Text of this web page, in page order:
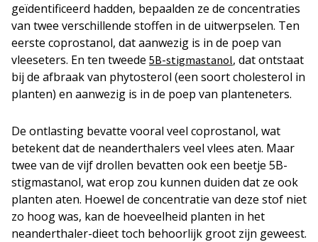
geïdentificeerd hadden, bepaalden ze de concentraties
van twee verschillende stoffen in de uitwerpselen. Ten
eerste coprostanol, dat aanwezig is in de poep van
vleeseters. En ten tweede 5B-stigmastanol, dat ontstaat
bij de afbraak van phytosterol (een soort cholesterol in
planten) en aanwezig is in de poep van planteneters.
De ontlasting bevatte vooral veel coprostanol, wat
betekent dat de neanderthalers veel vlees aten. Maar
twee van de vijf drollen bevatten ook een beetje 5B-
stigmastanol, wat erop zou kunnen duiden dat ze ook
planten aten. Hoewel de concentratie van deze stof niet
zo hoog was, kan de hoeveelheid planten in het
neanderthaler-dieet toch behoorlijk groot zijn geweest.